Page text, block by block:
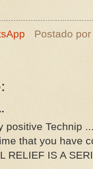
Postado
positive Technip
that you have
RELIEF IS A